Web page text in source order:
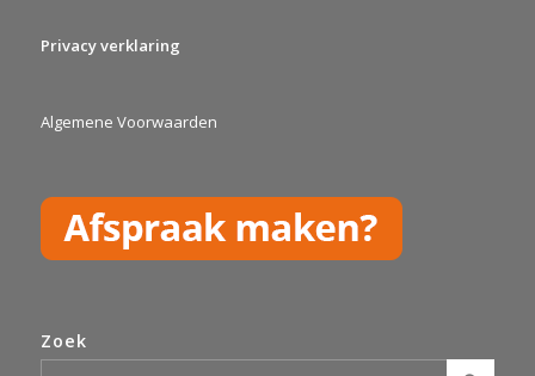
Privacy verklaring
Algemene Voorwaarden
Zoek